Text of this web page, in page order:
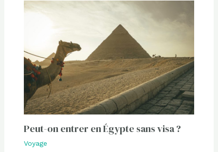
Peut-on entrer en Égypte sans visa ?
Voyage